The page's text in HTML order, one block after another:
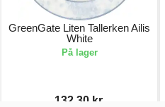
GreenGate Liten Tallerken Ailis
White
På lager
132,30 kr.